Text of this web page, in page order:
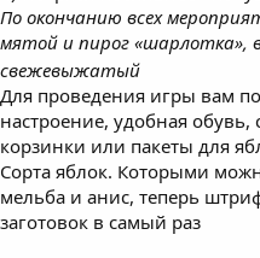
По окончанию всех
мятой и пирог «шарлотка»,
свежевыжатый
Для проведения игры вам
настроение, удобная
корзинки или пакеты для
Сорта яблок. Которыми
мельба и анис, теперь
заготовок в самый раз